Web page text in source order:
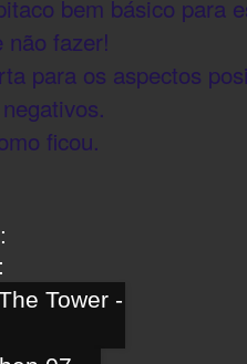
bem básico para
não fazer!
para os aspectos
ficou.